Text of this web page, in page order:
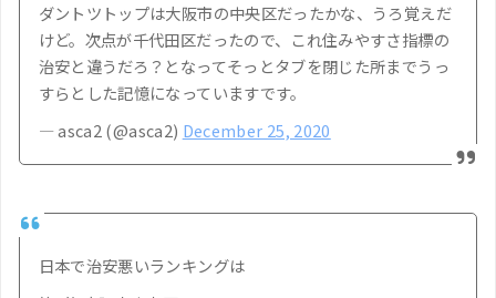
ダントツトップは大阪市の中央区だったかな、うろ覚えだ
けど。次点が千代田区だったので、これ住みやすさ指標の
治安と違うだろ？となってそっとタブを閉じた所までうっ
すらとした記憶になっていますです。
— asca2 (@asca2) December 25, 2020
日本で治安悪いランキングは